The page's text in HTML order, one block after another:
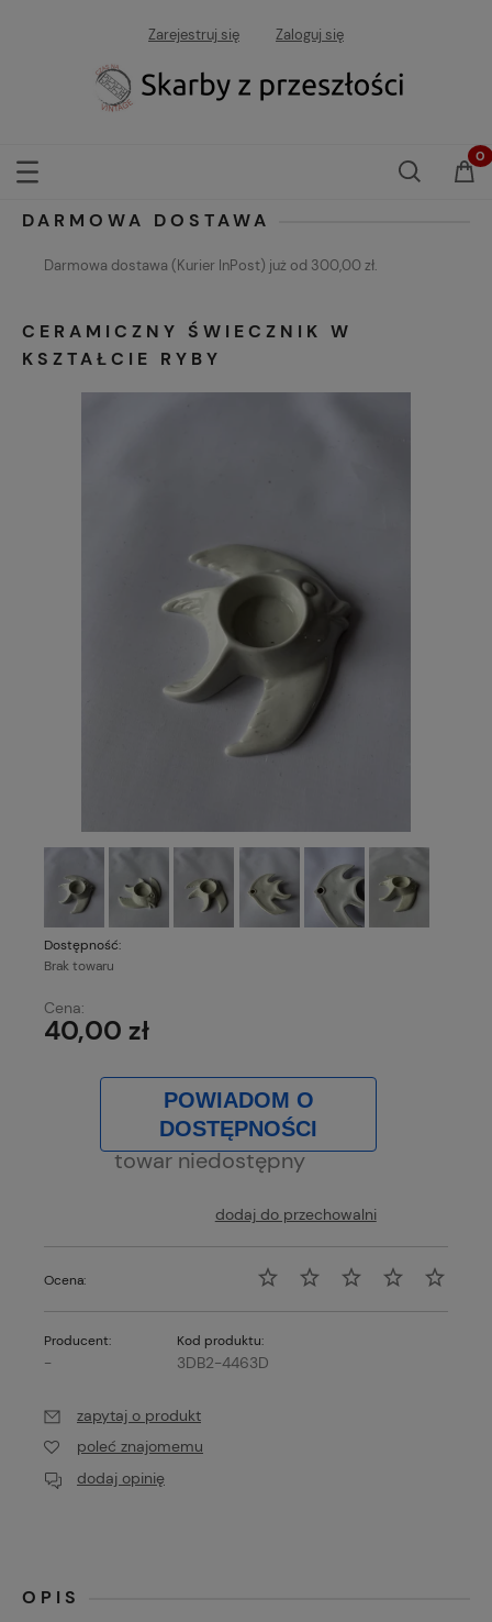
Zarejestruj się Zaloguj się
DARMOWA DOSTAWA
Darmowa dostawa (Kurier InPost) już od 300,00 zł.
CERAMICZNY ŚWIECZNIK W
KSZTAŁCIE RYBY
Dostępność:
Brak towaru
Cena:
40,00 zł
POWIADOM O
DOSTĘPNOŚCI
towar niedostępny
dodaj do przechowalni
Ocena:
Producent:
-
Kod produktu:
3DB2-4463D
zapytaj o produkt
poleć znajomemu
dodaj opinię
OPIS